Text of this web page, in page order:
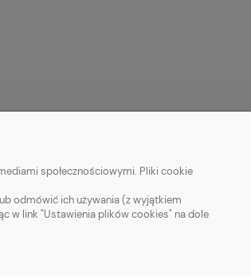
konta
społecznościowymi. Pliki cookie
odmówić ich używania (z wyjątkiem
w link "Ustawienia plików cookies" na dole